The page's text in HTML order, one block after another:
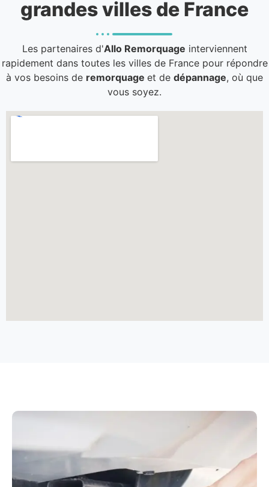
grandes villes de France
Les partenaires d'Allo Remorquage interviennent
rapidement dans toutes les villes de France pour répondre
à vos besoins de remorquage et de dépannage, où que
vous soyez.